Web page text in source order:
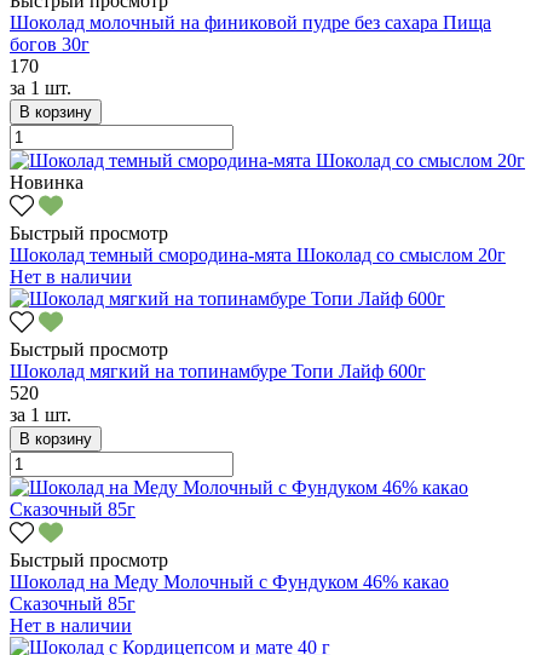
Шоколад молочный на финиковой пудре без сахара Пища
богов 30г
170
за 1 шт.
В корзину
Новинка
Быстрый просмотр
Шоколад темный смородина-мята Шоколад со смыслом 20г
Нет в наличии
Быстрый просмотр
Шоколад мягкий на топинамбуре Топи Лайф 600г
520
за 1 шт.
В корзину
Быстрый просмотр
Шоколад на Меду Молочный с Фундуком 46% какао
Сказочный 85г
Нет в наличии